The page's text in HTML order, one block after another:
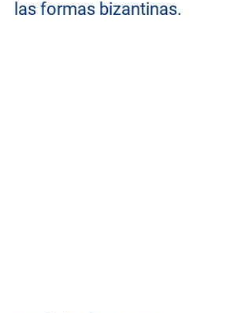
las formas bizantinas.